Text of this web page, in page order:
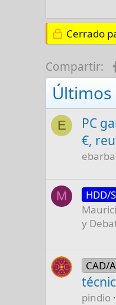
Cerrado
Compartir:
Últimos
E
PC
€,
M HDD/
y
CAD/
pindio